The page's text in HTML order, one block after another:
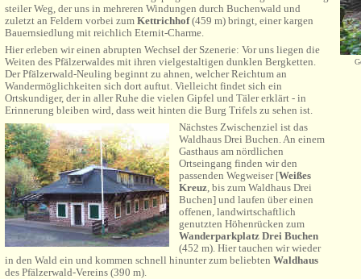
steiler Weg, der uns in mehreren Windungen durch Buchenwald und
zuletzt an Feldern vorbei zum Kettrichhof(459 m) bringt, einer kargen
Bauernsiedlung mit reichlich Eternit-Charme.
Hier erleben wir einen abrupten Wechsel der Szenerie: Vor uns liegen die
Weiten des Pfälzerwaldes mit ihren vielgestaltigen dunklen Bergketten.
Der Pfälzerwald-Neuling beginnt zu ahnen, welcher Reichtum an
Wandermöglichkeiten sich dort auftut. Vielleicht findet sich ein
Ortskundiger, der in aller Ruhe die vielen Gipfel und Täler erklärt - in
Erinnerung bleiben wird, dass weit hinten die Burg Trifels zu sehen ist.
Nächstes Zwischenziel ist das
Waldhaus Drei Buchen. An einem
Gasthaus am nördlichen
Ortseingang finden wir den
passenden Wegweiser [Weißes
Kreuz, bis zum Waldhaus Drei
Buchen] und laufen über einen
offenen, landwirtschaftlich
genutzten Höhenrücken zum
Wanderparkplatz Drei Buchen
(452 m). Hier tauchen wir wieder
in den Wald ein und kommen schnell hinunter zum beliebten Waldhaus
des Pfälzerwald-Vereins (390 m).